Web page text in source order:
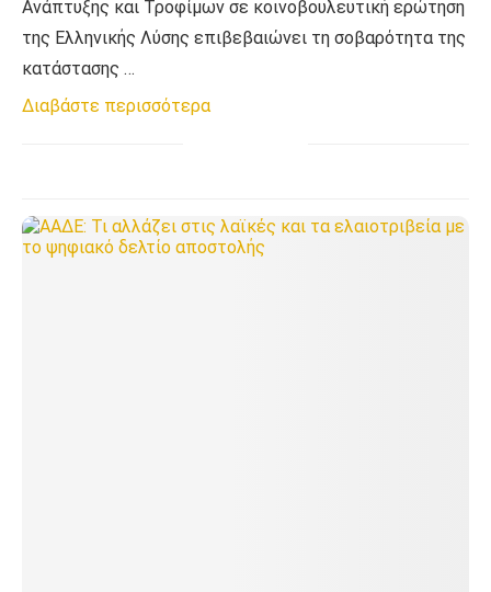
Ανάπτυξης και Τροφίμων σε κοινοβουλευτική ερώτηση
της Ελληνικής Λύσης επιβεβαιώνει τη σοβαρότητα της
κατάστασης …
Διαβάστε περισσότερα